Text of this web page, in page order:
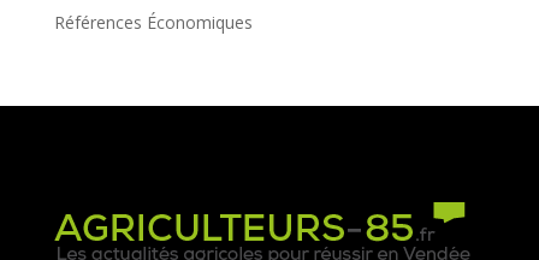
Références Économiques